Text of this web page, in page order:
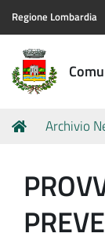
Regione Lombardia
Tu
Home
Archivio